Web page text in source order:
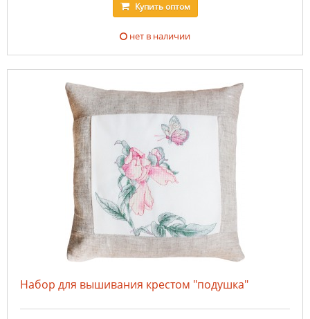
Купитьоптом
нет в наличии
Набор для вышивания крестом "подушка"